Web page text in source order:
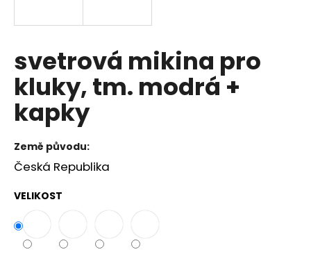
svetrová mikina pro
kluky, tm. modrá +
kapky
Země původu:
Česká Republika
VELIKOST
í
t
?
D
o
p